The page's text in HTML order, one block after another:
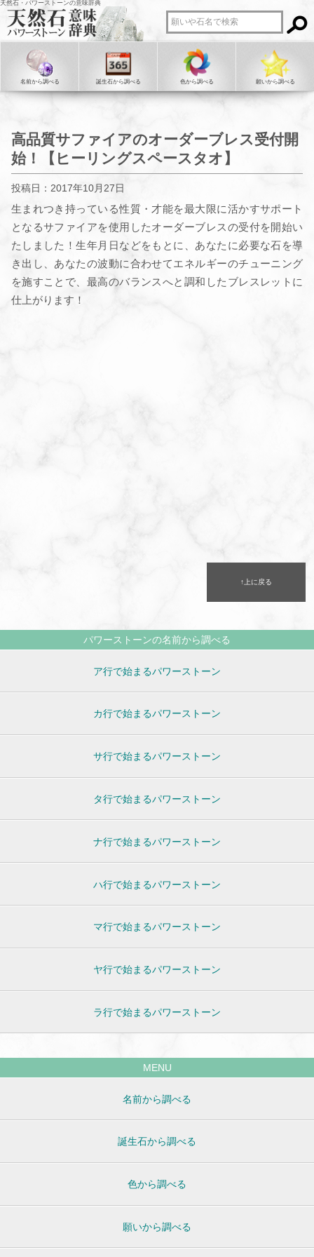
天然石・パワーストーンの意味辞典
名前から調べる 誕生石から調べる 色から調べる 願いから調べる
高品質サファイアのオーダーブレス受付開
始！【ヒーリングスペースタオ】
投稿日：2017年10月27日
生まれつき持っている性質・才能を最大限に活かすサポート
となるサファイアを使用したオーダーブレスの受付を開始い
たしました！生年月日などをもとに、あなたに必要な石を導
き出し、あなたの波動に合わせてエネルギーのチューニング
を施すことで、最高のバランスへと調和したブレスレットに
仕上がります！
↑上に戻る
パワーストーンの名前から調べる
ア行で始まるパワーストーン
カ行で始まるパワーストーン
サ行で始まるパワーストーン
タ行で始まるパワーストーン
ナ行で始まるパワーストーン
ハ行で始まるパワーストーン
マ行で始まるパワーストーン
ヤ行で始まるパワーストーン
ラ行で始まるパワーストーン
MENU
名前から調べる
誕生石から調べる
色から調べる
願いから調べる